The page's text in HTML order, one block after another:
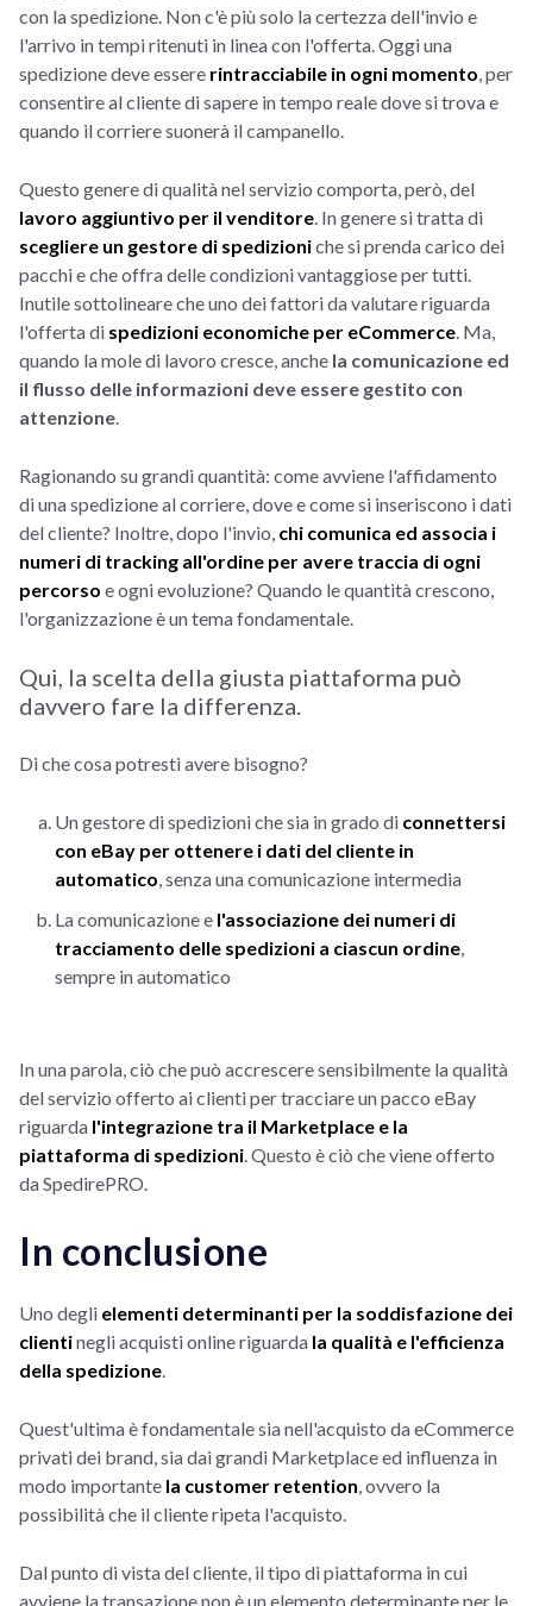
con la spedizione. Non c'è più solo la certezza dell'invio e
l'arrivo in tempi ritenuti in linea con l'offerta. Oggi una
spedizione deve essere rintracciabile in ogni momento , per
consentire al cliente di sapere in tempo reale dove si trova e
quando il corriere suonerà il campanello.
Questo genere di qualità nel servizio comporta, però, del
lavoro aggiuntivo per il venditore . In genere si tratta di
scegliere un gestore di spedizioniche si prenda carico dei
pacchi e che offra delle condizioni vantaggiose per tutti.
Inutile sottolineare che uno dei fattori da valutare riguarda
l'offerta di spedizioni economiche per eCommerce . Ma,
quando la mole di lavoro cresce, anche la comunicazione ed
il flusso delle informazioni deve essere gestito con
attenzione
Ragionando su grandi quantità: come avviene l'affidamento
di una spedizione al corriere, dove e come si inseriscono i dati
del cliente? Inoltre, dopo l'invio, chi comunica ed associa i
numeri di tracking all'ordine per avere traccia di ogni
percorso e ogni evoluzione? Quando le quantità crescono,
l'organizzazione è un tema fondamentale.
Qui, la scelta della giusta piattaforma può
davvero fare la differenza.
Di che cosa potresti avere bisogno?
Un gestore di spedizioni che sia in grado di connettersi
con eBay per ottenere i dati del cliente in
automatico , senza una comunicazione intermedia
La comunicazione e l'associazione dei numeri di
tracciamento delle spedizioni a ciascun ordine
sempre in automatico
In una parola, ciò che può accrescere sensibilmente la qualità
del servizio offerto ai clienti per tracciare un pacco eBay
riguarda l'integrazione tra il Marketplace e la
piattaforma di spedizioni . Questo è ciò che viene offerto
da SpedirePRO.
In conclusione
Uno degli elementi determinanti per la soddisfazione dei
clientinegli acquisti online riguarda la qualità e l'efficienza
della spedizione
Quest'ultima è fondamentale sia nell'acquisto da eCommerce
privati dei brand, sia dai grandi Marketplace ed influenza in
modo importante la customer retention , ovvero la
possibilità che il cliente ripeta l'acquisto.
Dal punto di vista del cliente, il tipo di piattaforma in cui
avviene la transazione non è un elemento determinante per le